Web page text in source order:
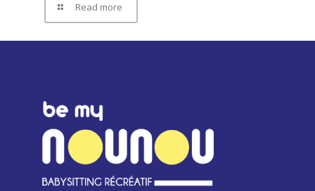
Read more